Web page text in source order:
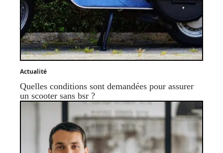
Actualité
Quelles conditions sont demandées pour assurer
un scooter sans bsr ?